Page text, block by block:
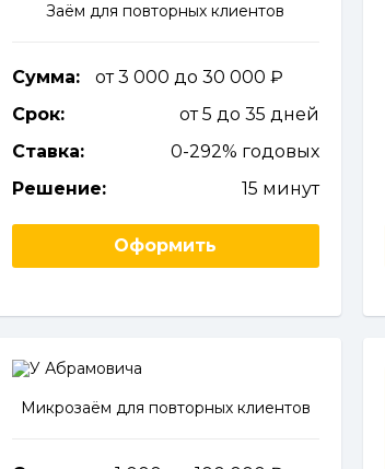
Заём для повторных клиентов
Сумма:
от 3 000 до 30 000
Срок:
от 5 до 35 дней
Ставка:
0-292% годовых
Решение:
15 минут
Оформить
Микрозаём для повторных клиентов